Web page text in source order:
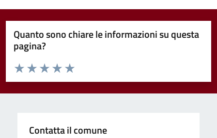
Quanto sono chiare le informazioni su questa
pagina?
Valuta da 1 a 5 stelle la pagina
Valuta 5 stelle su 5
Valuta 4 stelle su 5
Valuta 3 stelle su 5
Valuta 2 stelle su 5
Valuta 1 stelle su 5
Contatta il comune